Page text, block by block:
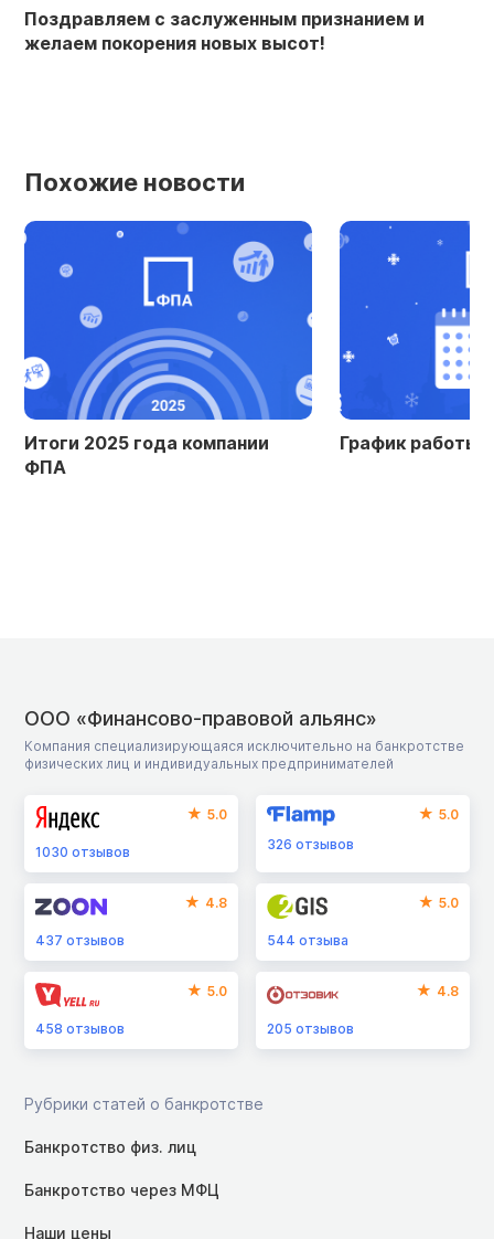
Поздравляем с заслуженным признанием и
желаем покорения новых высот!
Похожие новости
Итоги 2025 года компании
ФПА
График работы
ООО «Финансово-правовой альянс»
Компания специализирующаяся исключительно на банкротстве
физических лиц и индивидуальных предпринимателей
5.0
1030 отзывов
5.0
326отзывов
4.8
437 отзывов
5.0
544отзыва
5.0
458 отзывов
4.8
205отзывов
Рубрики статей о банкротстве
Банкротство физ. лиц
Банкротство через МФЦ
Наши цены